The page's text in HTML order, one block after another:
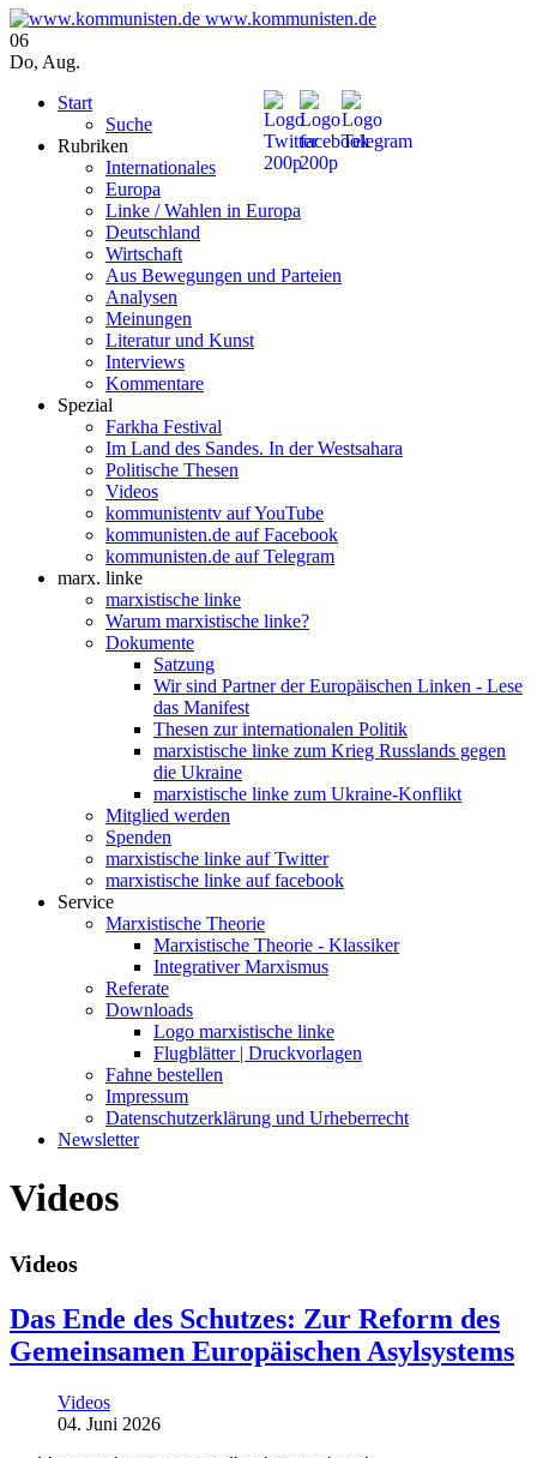
www.kommunisten.de
06
Do, Aug.
Start
Suche
Rubriken
Internationales
Europa
Linke / Wahlen in Europa
Deutschland
Wirtschaft
Aus Bewegungen und Parteien
Analysen
Meinungen
Literatur und Kunst
Interviews
Kommentare
Spezial
Farkha Festival
Im Land des Sandes. In der Westsahara
Politische Thesen
Videos
kommunistentv auf YouTube
kommunisten.de auf Facebook
kommunisten.de auf Telegram
marx. linke
marxistische linke
Warum marxistische linke?
Dokumente
Satzung
Wir sind Partner der Europäischen Linken - Lese
das Manifest
Thesen zur internationalen Politik
marxistische linke zum Krieg Russlands gegen
die Ukraine
marxistische linke zum Ukraine-Konflikt
Mitglied werden
Spenden
marxistische linke auf Twitter
marxistische linke auf facebook
Service
Marxistische Theorie
Marxistische Theorie - Klassiker
Integrativer Marxismus
Referate
Downloads
Logo marxistische linke
Flugblätter | Druckvorlagen
Fahne bestellen
Impressum
Datenschutzerklärung und Urheberrecht
Newsletter
Videos
Videos
Das Ende des Schutzes: Zur Reform des
Gemeinsamen Europäischen Asylsystems
Videos
04. Juni 2026